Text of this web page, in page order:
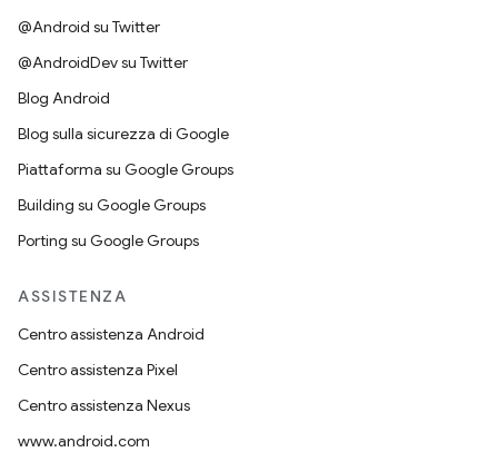
@Android su Twitter
@AndroidDev su Twitter
Blog Android
Blog sulla sicurezza di Google
Piattaforma su Google Groups
Building su Google Groups
Porting su Google Groups
ASSISTENZA
Centro assistenza Android
Centro assistenza Pixel
Centro assistenza Nexus
www.android.com